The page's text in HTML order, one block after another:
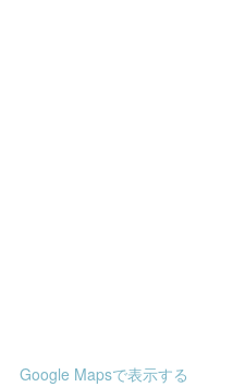
Google Mapsで表示する